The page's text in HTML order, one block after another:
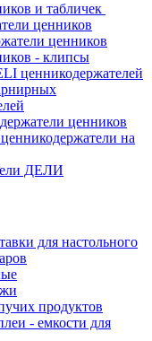
и табличек
ценников
ценников
- клипсы
ценникодержателей
ценников
на
ДЕЛИ
для настольного
продуктов
- емкости для